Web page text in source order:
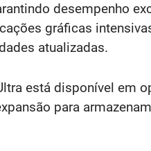
desempenho
gráficas
atualizadas.
está disponível em
para